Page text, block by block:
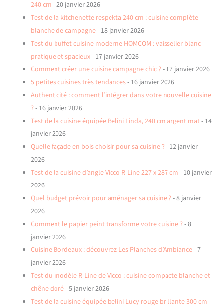
240 cm - 20 janvier 2026
Test de la kitchenette respekta 240 cm : cuisine complète
blanche de campagne- 18 janvier 2026
Test du buffet cuisine moderne HOMCOM : vaisselier blanc
pratique et spacieux- 17 janvier 2026
Comment créer une cuisine campagne chic ?- 17 janvier 2026
5 petites cuisines très tendances- 16 janvier 2026
Authenticité : comment l’intégrer dans votre nouvelle cuisine
?- 16 janvier 2026
Test de la cuisine équipée Belini Linda, 240 cm argent mat- 14
janvier 2026
Quelle façade en bois choisir pour sa cuisine ?- 12 janvier
2026
Test de la cuisine d’angle Vicco R-Line 227 x 287 cm - 10 janvier
2026
Quel budget prévoir pour aménager sa cuisine ?- 8 janvier
2026
Comment le papier peint transforme votre cuisine ?- 8
janvier 2026
Cuisine Bordeaux : découvrez Les Planches d’Ambiance- 7
janvier 2026
Test du modèle R-Line de Vicco : cuisine compacte blanche et
chêne doré- 5 janvier 2026
Test de la cuisine équipée belini Lucy rouge brillante 300 cm -